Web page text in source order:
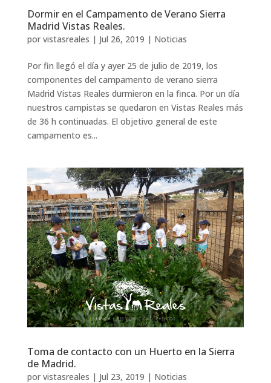
Dormir en el Campamento de Verano Sierra
Madrid Vistas Reales.
por vistasreales | Jul 26, 2019 | Noticias
Por fin llegó el día y ayer 25 de julio de 2019, los
componentes del campamento de verano sierra
Madrid Vistas Reales durmieron en la finca. Por un día
nuestros campistas se quedaron en Vistas Reales más
de 36 h continuadas. El objetivo general de este
campamento es...
Toma de contacto con un Huerto en la Sierra
de Madrid.
por vistasreales | Jul 23, 2019 | Noticias